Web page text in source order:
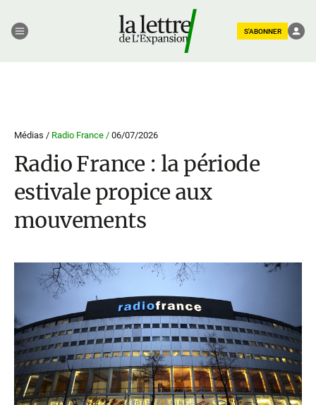
S'ABONNER
Médias / Radio France / 06/07/2026
Radio France : la période
estivale propice aux
mouvements